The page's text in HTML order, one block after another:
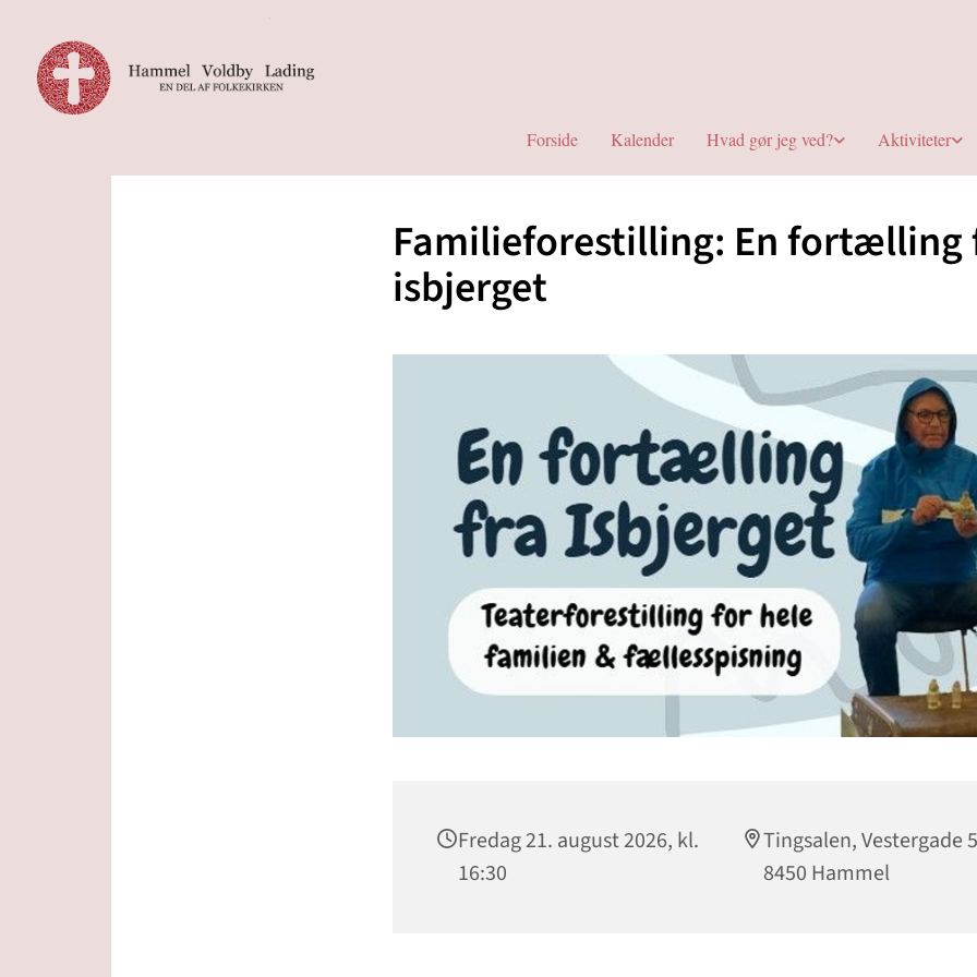
Forside Kalender Hvad gør jeg ved? Aktiviteter
Familieforestilling: En fortælling
isbjerget
Fredag 21. august 2026, kl.
16:30
Tingsalen, Vestergade
8450 Hammel